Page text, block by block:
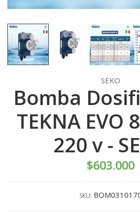
SEKO
Bomba
TEKNA EVO
220 v -
$603.000
SKU: